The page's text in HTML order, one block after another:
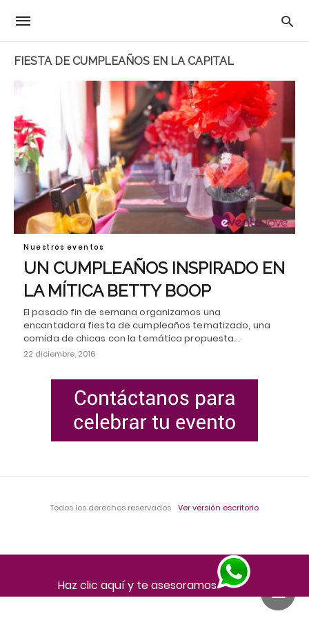
FIESTA DE CUMPLEAÑOS EN LA CAPITAL
Nuestros eventos
UN CUMPLEAÑOS INSPIRADO EN
LA MÍTICA BETTY BOOP
El pasado fin de semana organizamos una
encantadora fiesta de cumpleaños tematizado, una
comida de chicas con la temática propuesta…
22 diciembre, 2016
Todos los derechos reservados Ver versión escritorio
Haz clic aquí y te asesoramos